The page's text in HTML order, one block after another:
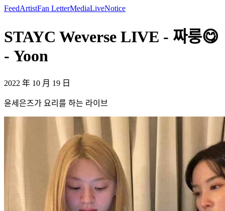
FeedArtistFan LetterMediaLiveNotice
STAYC Weverse LIVE - 짜룽😋
- Yoon
2022 年 10 月 19 日
윤세은즈가 요리를 하는 라이브